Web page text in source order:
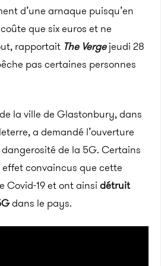
d’une arnaque puisqu’en
que six euros et ne
rapportait The Vergejeudi 28
pas certaines personnes
la ville de Glastonbury, dans
a demandé l’ouverture
de la 5G. Certains
convaincus que cette
Covid-19 et ont ainsi détruit
dans le pays.